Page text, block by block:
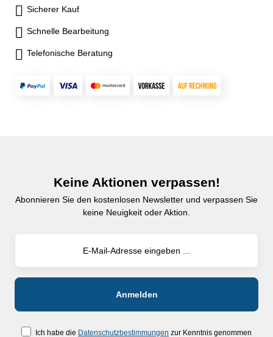
Sicherer Kauf
Schnelle Bearbeitung
Telefonische Beratung
Keine Aktionen verpassen!
Abonnieren Sie den kostenlosen Newsletter und verpassen Sie
keine Neuigkeit oder Aktion.
Ich habe die Datenschutzbestimmungen zur Kenntnis genommen